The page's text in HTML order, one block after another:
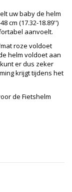
uw baby de helm
cm (17.32-18.89'')
aanvoelt.
mat roze voldoet
helm voldoet aan
er dus zeker
krijgt tijdens het
de Fietshelm